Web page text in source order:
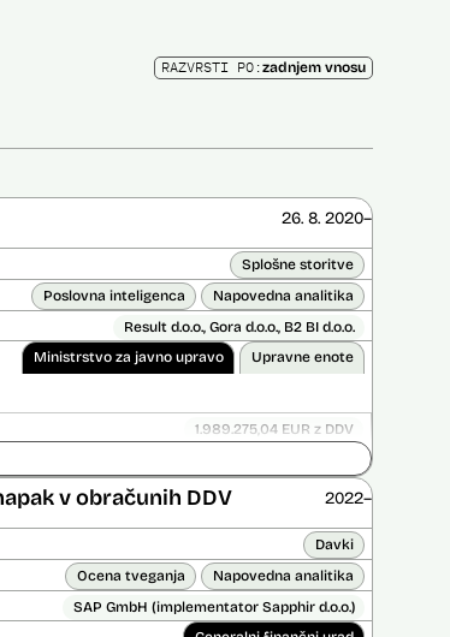
RAZVRSTI PO:zadnjem vnosu
26. 8. 2020–
Splošne storitve
Poslovna inteligenca Napovedna analitika
Result d.o.o., Gora d.o.o., B2 BI d.o.o.
Ministrstvo za javno upravo Upravne enote
1.989.275,04 EUR z DDV
?
v obračunih DDV 2022–
Davki
Ocena tveganja Napovedna analitika
SAP GmbH (implementator Sapphir d.o.o.)